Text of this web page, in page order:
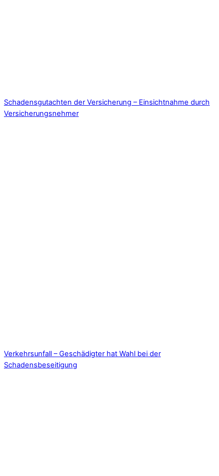
Schadensgutachten der Versicherung – Einsichtnahme durch
Versicherungsnehmer
Verkehrsunfall – Geschädigter hat Wahl bei der
Schadensbeseitigung